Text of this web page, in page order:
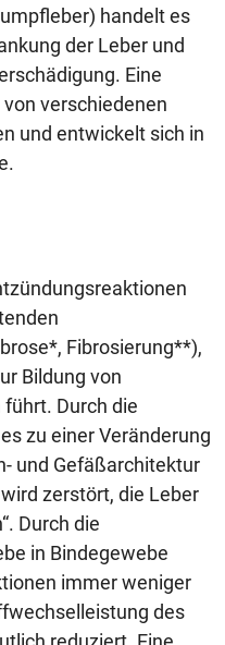
handelt es
der Leber und
Eine
verschiedenen
und entwickelt sich in
Fibrosierung**),
Bildung von
Durch die
zu einer Veränderung
und Gefäßarchitektur
zerstört, die Leber
Durch die
in Bindegewebe
immer weniger
des